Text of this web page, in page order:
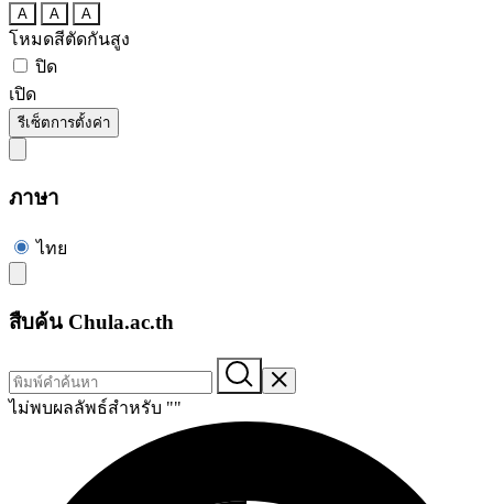
A A A
โหมดสีตัดกันสูง
ปิด
เปิด
รีเซ็ตการตั้งค่า
ภาษา
ไทย
สืบค้น Chula.ac.th
ไม่พบผลลัพธ์สำหรับ ""